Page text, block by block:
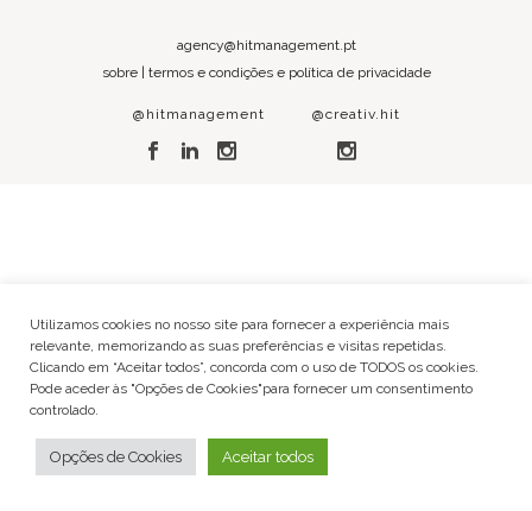
agency@hitmanagement.pt
sobre| termos e condições e política de privacidade
@hitmanagement @creativ.hit
Utilizamos cookies no nosso site para fornecer a experiência mais
relevante, memorizando as suas preferências e visitas repetidas.
Clicando em “Aceitar todos”, concorda com o uso de TODOS os cookies.
Pode aceder às "Opções de Cookies"para fornecer um consentimento
controlado.
Opções de Cookies Aceitar todos